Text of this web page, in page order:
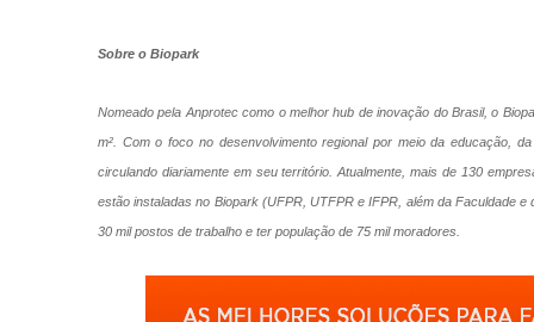
Sobre o Biopark
Nomeado pela Anprotec como o melhor hub de inovação do Brasil, o
m². Com o foco no desenvolvimento regional por meio da educação,
circulando diariamente em seu território. Atualmente, mais de 130
estão instaladas no Biopark (UFPR, UTFPR e IFPR, além da Faculdade
30 mil postos de trabalho e ter população de 75 mil moradores.